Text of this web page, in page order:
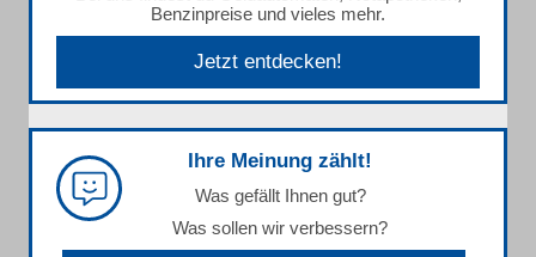
Benzinpreise und vieles mehr.
Jetzt entdecken!
Ihre Meinung zählt!
Was gefällt Ihnen gut?
Was sollen wir verbessern?